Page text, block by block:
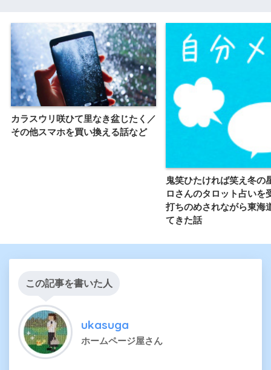
カラスウリ咲ひて里なき盆じたく／
その他スマホを買い換える話など
鬼笑ひたければ笑え冬の
ロさんのタロット占いを
打ちのめされながら東海
てきた話
この記事を書いた人
ukasuga
ホームページ屋さん